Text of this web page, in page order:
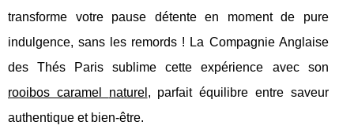
transforme votre pause détente en moment de pure
indulgence, sans les remords ! La Compagnie Anglaise
des Thés Paris sublime cette expérience avec son
rooibos caramel naturel , parfait équilibre entre saveur
authentique et bien-être.